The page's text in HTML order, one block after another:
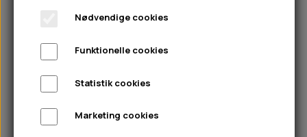
CHICOPEE
GODBIDSTASKE
HALSBÅND
🦴 GODBIDDER & SNACKS
🍖 SMAGSVARIANTER
🎾 LEGETØJ
TÆNDER, ØRE, ØJE, POTER & NÆSE
🐾 UDSTYR & KOMFORT
HUER OG VANTER
PINEWOOD SALES
TILBUD
NYHEDER
ABONNEMENT
Nødvendige cookies
Funktionelle cookies
Statistik cookies
Marketing cookies